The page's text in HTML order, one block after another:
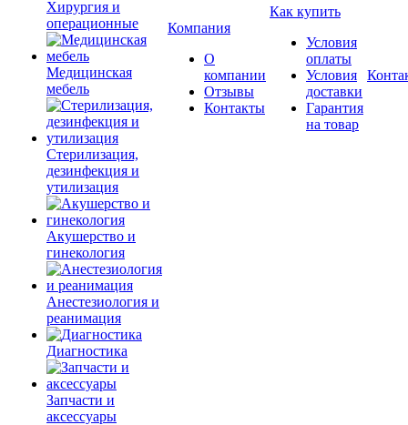
Хирургия и
операционные
Медицинская
мебель
Стерилизация,
дезинфекция и
утилизация
Акушерство и
гинекология
Анестезиология и
реанимация
Диагностика
Запчасти и
аксессуары
Компания
О
компании
Отзывы
Контакты
Как купить
Условия
оплаты
Условия
доставки
Гарантия
на товар